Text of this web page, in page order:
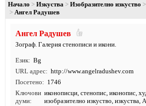
Начало Изкуства Изобразително изкуство
Ангел Радушев
Ангел Радушев
Зограф. Галерия стенописи и икони.
Език
Bg
URL адрес
http://www.angelradushev.com
Посетено
1746
Ключови
думи
иконописци,стенопис,иконопис,
изобразително изкуство,изкуства,